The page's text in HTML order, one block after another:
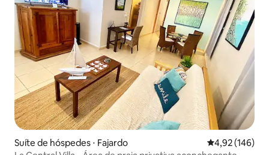
Suíte de hóspedes ⋅ Fajardo 4,92 de uma
4,92 (146)